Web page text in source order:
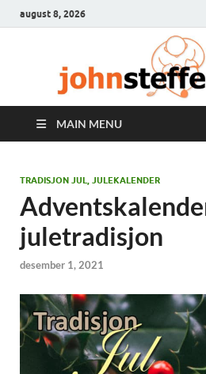
august 8, 2026
MAIN MENU
TRADISJON JUL, JULEKALENDER
juletradisjon
desember 1, 2021